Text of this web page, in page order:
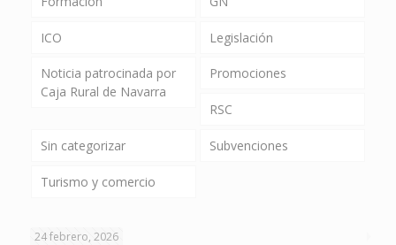
ICO Legislación
Noticia patrocinada por
Caja Rural de Navarra
Promociones
RSC
Sin categorizar Subvenciones
Turismo y comercio
24 febrero, 2026